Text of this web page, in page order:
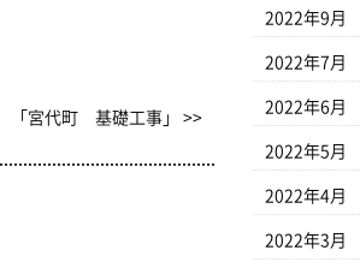
「宮代町 基礎工事」 >>
2022年9月
2022年7月
2022年6月
2022年5月
2022年4月
2022年3月